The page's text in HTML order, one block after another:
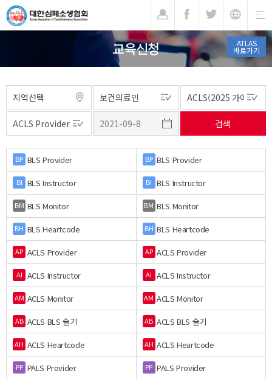
ATLAS
바로가기
교육신청
BP BLS Provider BP BLS Provider
BI BLS Instructor BI BLS Instructor
BM BLS Monitor BM BLS Monitor
BH BLS Heartcode BH BLS Heartcode
AP ACLS Provider AP ACLS Provider
AI ACLS Instructor AI ACLS Instructor
AM ACLS Monitor AM ACLS Monitor
AB ACLS BLS 술기 AB ACLS BLS 술기
AH ACLS Heartcode AH ACLS Heartcode
PP PALS Provider PP PALS Provider